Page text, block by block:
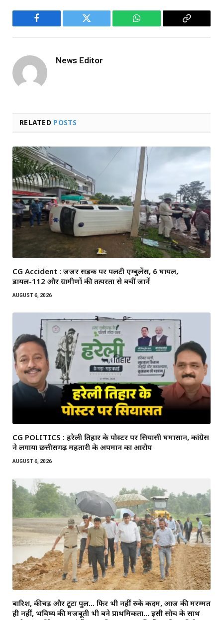
Facebook Twitter WhatsApp
Copy
News Editor
RELATED POSTS
CG Accident : जर्जर सड़क पर पलटी एम्बुलेंस, 6 घायल,
डायल-112 और ग्रामीणों की तत्परता से बचीं जानें
AUGUST 6, 2026
CG POLITICS : हरेली तिहार के पोस्टर पर सियासी घमासान, कांग्रेस
ने लगाया छत्तीसगढ़ महतारी के अपमान का आरोप
AUGUST 6, 2026
बारिश, कीचड़ और टूटा पुल… फिर भी नहीं रुके कदम, आज की मरम्मत
ही नहीं, भविष्य की मजबूती भी बने प्राथमिकता… इसी सोच के साथ